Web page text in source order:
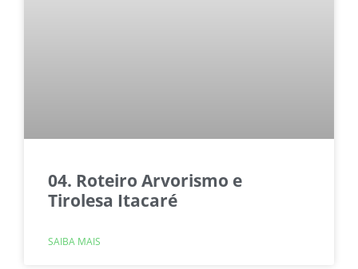
04. Roteiro Arvorismo e
Tirolesa Itacaré
SAIBA MAIS